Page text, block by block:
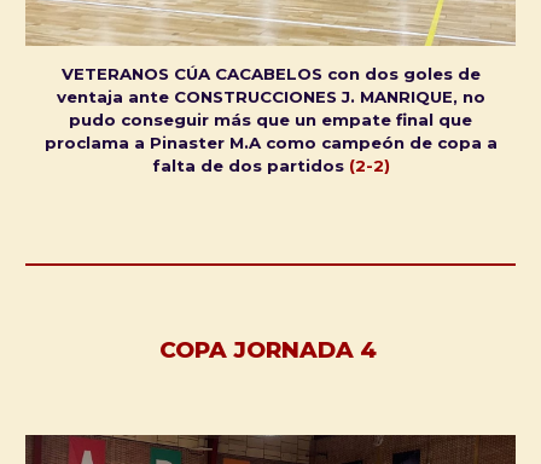
VETERANOS CÚA CACABELOS con dos goles de
ventaja ante CONSTRUCCIONES J. MANRIQUE, no
pudo conseguir más que un empate final que
proclama a Pinaster M.A como campeón de copa a
falta de dos partidos (2-2)
COPA JORNADA 4